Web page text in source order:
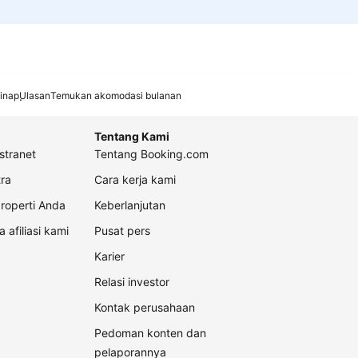
UlasanTemukan akomodasi bulanan
Anda
afiliasi kami
Tentang Kami
Tentang Booking.com
Cara kerja kami
Keberlanjutan
Pusat pers
Karier
Relasi investor
Kontak perusahaan
Pedoman konten dan
pelaporannya